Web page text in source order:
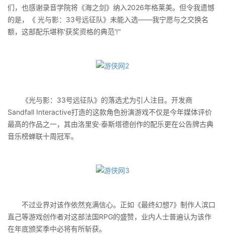
们，也感谢录音学院将《海之剑》纳入2026年格莱美。但令我遗憾
的是，《 光与影：33号远征队》未能入选——我宁愿与之交换名
额，这部配乐堪称'获奖资格的典范'!"
《光与影：33号远征队》的落选尤为引人注目。开发商
Sandfall Interactive打造的这款角色扮演游戏不仅是今年媒体评价
最高的作品之一，其由洛里安·泰斯塔德创作的配乐更在公告牌古典
音乐榜蝉联十周冠军。
不过业界对该作依然充满信心。正如《最终幻想7》制作人滨口
直己等游戏创作者对这部法国RPG的盛赞，业内人士普遍认为该作
在年底颁奖季中必将有所斩获。